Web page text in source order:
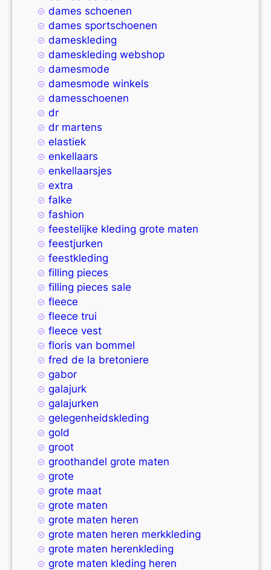
dames schoenen
dames sportschoenen
dameskleding
dameskleding webshop
damesmode
damesmode winkels
damesschoenen
dr
dr martens
elastiek
enkellaars
enkellaarsjes
extra
falke
fashion
feestelijke kleding grote maten
feestjurken
feestkleding
filling pieces
filling pieces sale
fleece
fleece trui
fleece vest
floris van bommel
fred de la bretoniere
gabor
galajurk
galajurken
gelegenheidskleding
gold
groot
groothandel grote maten
grote
grote maat
grote maten
grote maten heren
grote maten heren merkkleding
grote maten herenkleding
grote maten kleding heren